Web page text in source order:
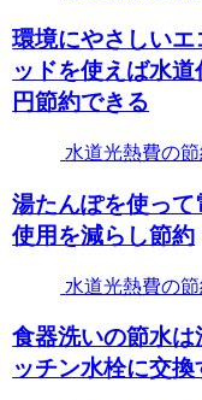
環境にやさしい
ッドを使えば水
円節約できる
水道光熱費の
湯たんぽを使っ
使用を減らし節約
水道光熱費の
食器洗いの節水
ッチン水栓に交換